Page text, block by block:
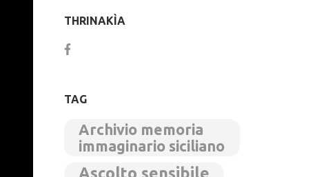
THRINAKÌA
TAG
Archivio memoria
immaginario siciliano
Ascolto sensibile